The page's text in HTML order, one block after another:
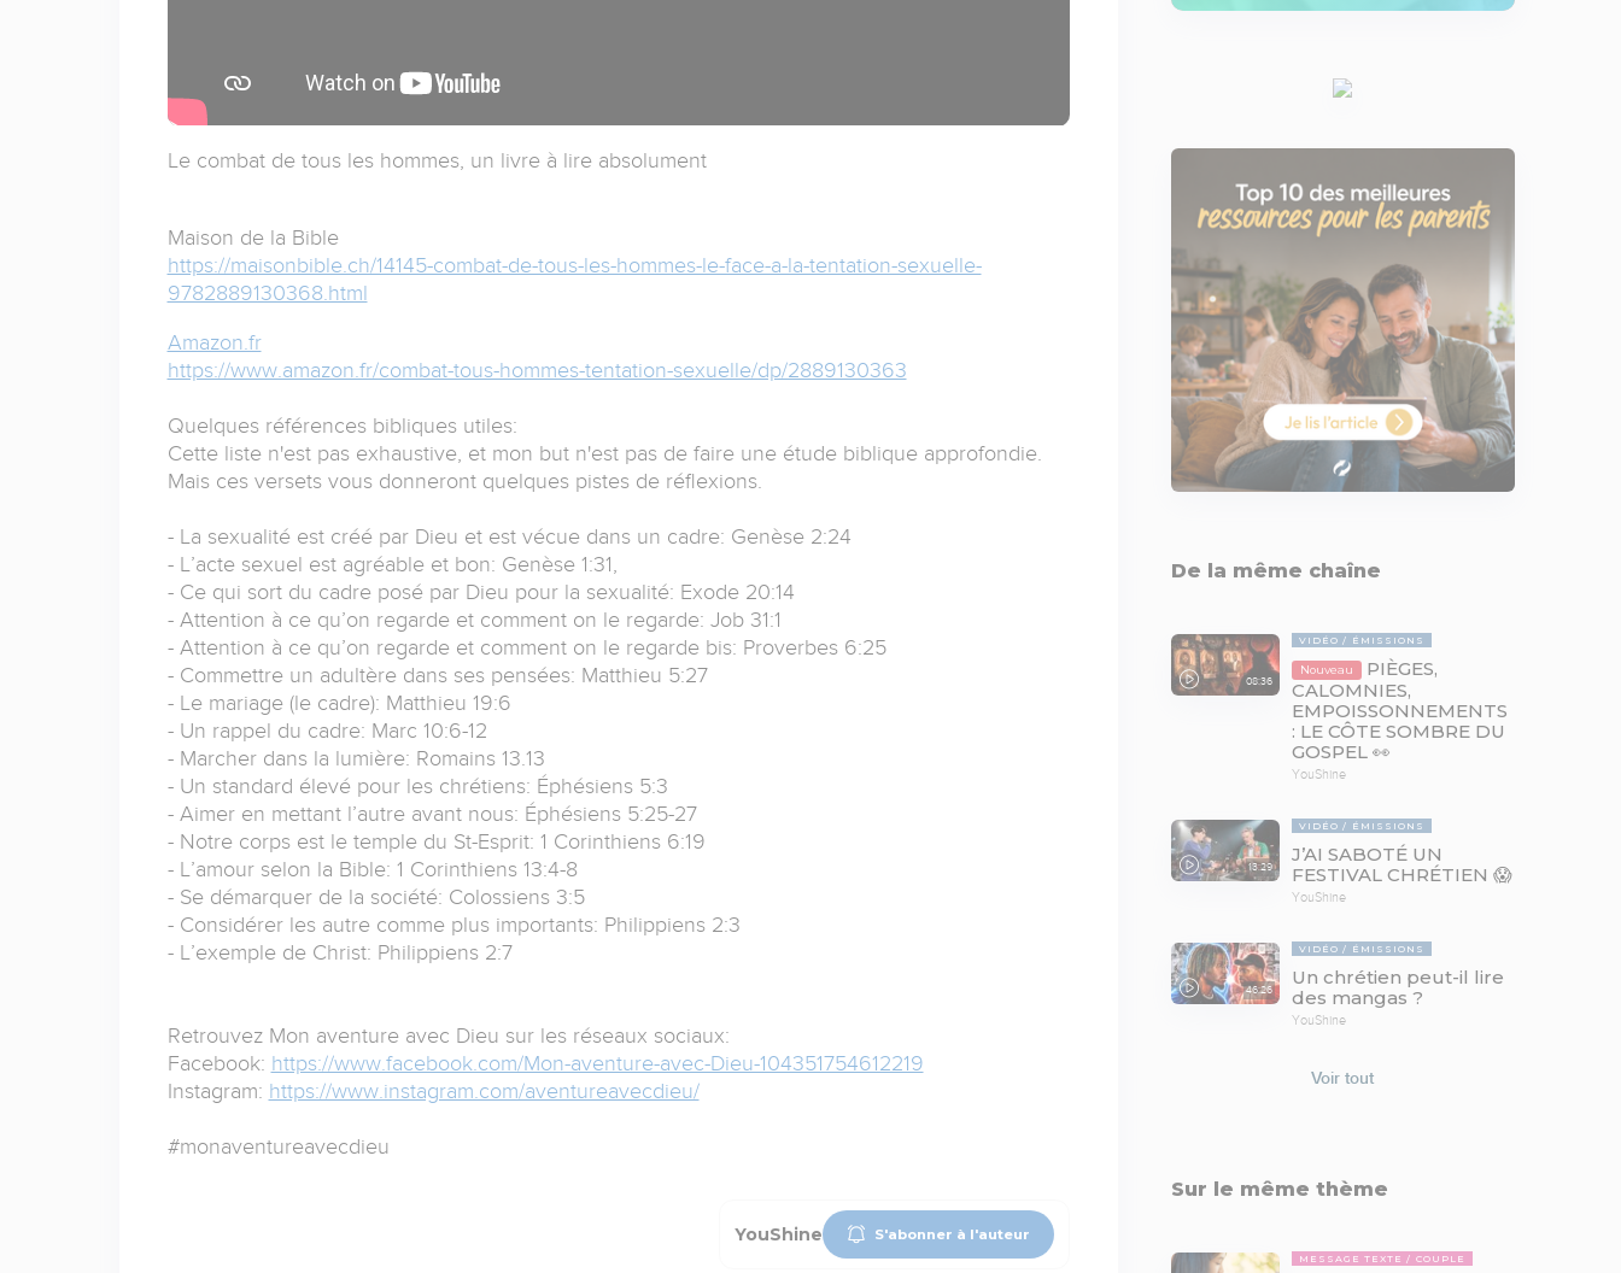
Le combat de tous les hommes, un livre à lire absolument
Maison de la Bible
https://maisonbible.ch/14145-combat-de-tous-les-hommes-le-face-a-la-tentation-sexuelle-
9782889130368.html
Amazon.fr
https://www.amazon.fr/combat-tous-hommes-tentation-sexuelle/dp/2889130363
Quelques références bibliques utiles:
Cette liste n'est pas exhaustive, et mon but n'est pas de faire une étude biblique approfondie.
Mais ces versets vous donneront quelques pistes de réflexions.
- La sexualité est créé par Dieu et est vécue dans un cadre: Genèse 2:24
- L’acte sexuel est agréable et bon: Genèse 1:31,
- Ce qui sort du cadre posé par Dieu pour la sexualité: Exode 20:14
- Attention à ce qu’on regarde et comment on le regarde: Job 31:1
- Attention à ce qu’on regarde et comment on le regarde bis: Proverbes 6:25
- Commettre un adultère dans ses pensées: Matthieu 5:27
- Le mariage (le cadre): Matthieu 19:6
- Un rappel du cadre: Marc 10:6-12
- Marcher dans la lumière: Romains 13.13
- Un standard élevé pour les chrétiens: Éphésiens 5:3
- Aimer en mettant l’autre avant nous: Éphésiens 5:25-27
- Notre corps est le temple du St-Esprit: 1 Corinthiens 6:19
- L’amour selon la Bible: 1 Corinthiens 13:4-8
- Se démarquer de la société: Colossiens 3:5
- Considérer les autre comme plus importants: Philippiens 2:3
- L’exemple de Christ: Philippiens 2:7
Retrouvez Mon aventure avec Dieu sur les réseaux sociaux:
Facebook: https://www.facebook.com/Mon-aventure-avec-Dieu-104351754612219
Instagram: https://www.instagram.com/aventureavecdieu/
#monaventureavecdieu
YouShine S'abonner à l'auteur
De la même chaîne
08:36
VIDÉO ÉMISSIONS
Nouveau
PIÈGES,
CALOMNIES,
EMPOISSONNEMENTS
: LE CÔTE SOMBRE DU
GOSPEL 👀
YouShine
13:29
VIDÉO ÉMISSIONS
J’AI SABOTÉ UN
FESTIVAL CHRÉTIEN 😱
YouShine
46:26
VIDÉO ÉMISSIONS
Un chrétien peut-il lire
des mangas ?
YouShine
Voir tout
Sur le même thème
MESSAGE TEXTE COUPLE